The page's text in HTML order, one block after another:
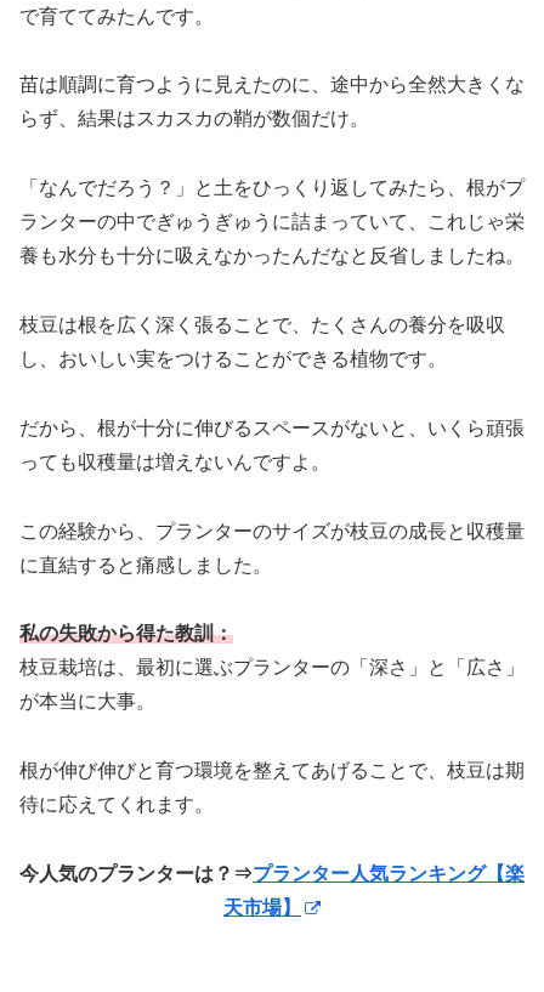
で育ててみたんです。
苗は順調に育つように見えたのに、途中から全然大きくな
らず、結果はスカスカの鞘が数個だけ。
「なんでだろう？」と土をひっくり返してみたら、根がプ
ランターの中でぎゅうぎゅうに詰まっていて、これじゃ栄
養も水分も十分に吸えなかったんだなと反省しましたね。
枝豆は根を広く深く張ることで、たくさんの養分を吸収
し、おいしい実をつけることができる植物です。
だから、根が十分に伸びるスペースがないと、いくら頑張
っても収穫量は増えないんですよ。
この経験から、プランターのサイズが枝豆の成長と収穫量
に直結すると痛感しました。
私の失敗から得た教訓：
枝豆栽培は、最初に選ぶプランターの「深さ」と「広さ」
が本当に大事。
根が伸び伸びと育つ環境を整えてあげることで、枝豆は期
待に応えてくれます。
今人気のプランターは？⇒プランター人気ランキング【楽
天市場】